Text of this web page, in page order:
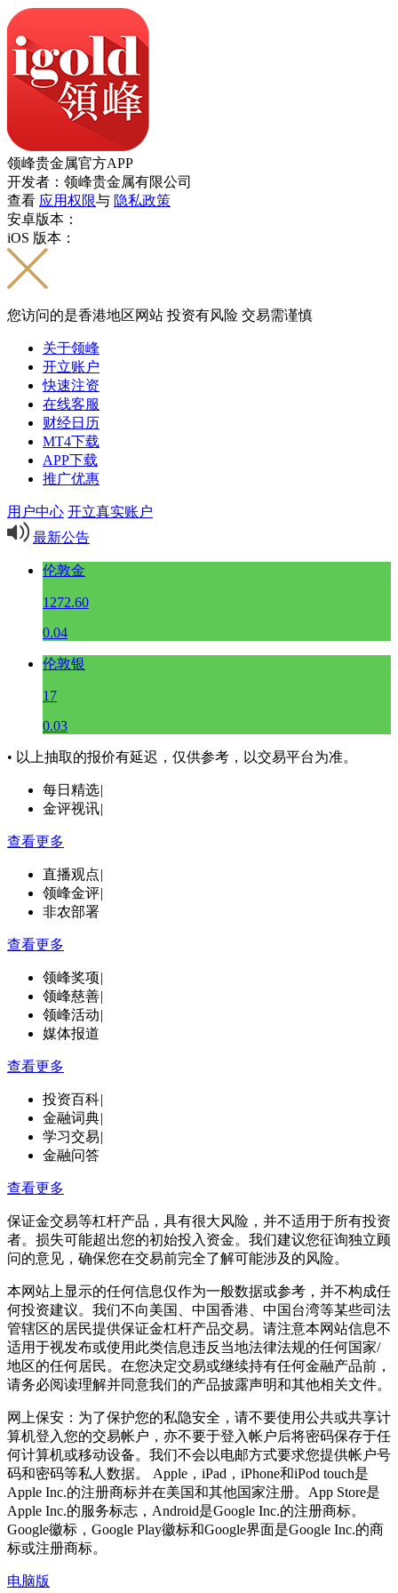
领峰贵金属官方APP
开发者：领峰贵金属有限公司
查看 应用权限与 隐私政策
安卓版本：
iOS 版本：
您访问的是香港地区网站 投资有风险 交易需谨慎
关于领峰
开立账户
快速注资
在线客服
财经日历
MT4下载
APP下载
推广优惠
用户中心 开立真实账户
最新公告
伦敦金
1272.60
0.04
伦敦银
17
0.03
• 以上抽取的报价有延迟，仅供参考，以交易平台为准。
每日精选|
金评视讯|
查看更多
直播观点|
领峰金评|
非农部署
查看更多
领峰奖项|
领峰慈善|
领峰活动|
媒体报道
查看更多
投资百科|
金融词典|
学习交易|
金融问答
查看更多
保证金交易等杠杆产品，具有很大风险，并不适用于所有投资
者。损失可能超出您的初始投入资金。我们建议您征询独立顾
问的意见，确保您在交易前完全了解可能涉及的风险。
本网站上显示的任何信息仅作为一般数据或参考，并不构成任
何投资建议。我们不向美国、中国香港、中国台湾等某些司法
管辖区的居民提供保证金杠杆产品交易。请注意本网站信息不
适用于视发布或使用此类信息违反当地法律法规的任何国家/
地区的任何居民。在您决定交易或继续持有任何金融产品前，
请务必阅读理解并同意我们的产品披露声明和其他相关文件。
网上保安：为了保护您的私隐安全，请不要使用公共或共享计
算机登入您的交易帐户，亦不要于登入帐户后将密码保存于任
何计算机或移动设备。我们不会以电邮方式要求您提供帐户号
码和密码等私人数据。 Apple，iPad，iPhone和iPod touch是
Apple Inc.的注册商标并在美国和其他国家注册。App Store是
Apple Inc.的服务标志，Android是Google Inc.的注册商标。
Google徽标，Google Play徽标和Google界面是Google Inc.的商
标或注册商标。
电脑版